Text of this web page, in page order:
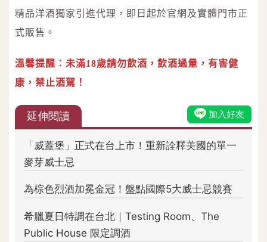
精品洋酒獨家引進代理，即日起於官網及實體門市正
式販售。
溫馨提醒：未滿18歲請勿飲酒，飲酒過量，有害健
康，禁止酒駕！